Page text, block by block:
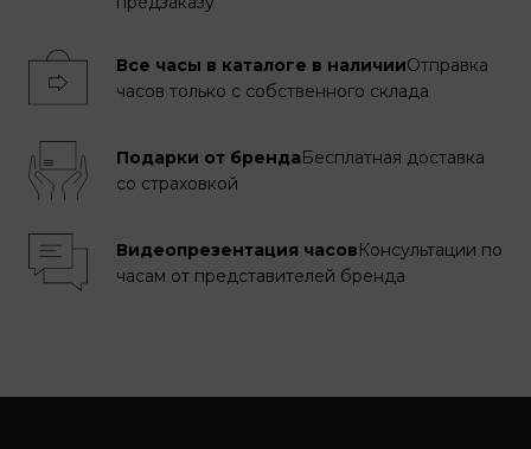
Все часы в каталоге в наличииОтправка
часов только с собственного склада
Подарки от брендаБесплатная доставка
со страховкой
Видеопрезентация часовКонсультации по
часам от представителей бренда